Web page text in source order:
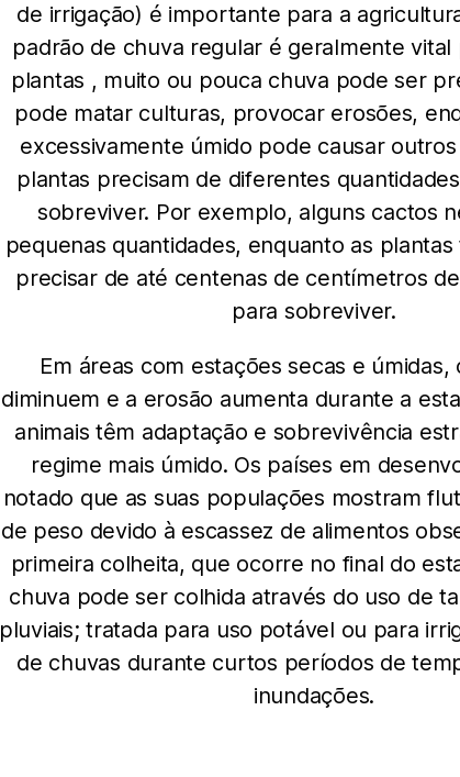
de irrigação) é importante para a
padrão de chuva regular é geralmente vital
plantas , muito ou pouca chuva pode ser
pode matar culturas, provocar erosões,
excessivamente úmido pode causar
plantas precisam de diferentes
sobreviver. Por exemplo, alguns cactos
pequenas quantidades, enquanto as
precisar de até centenas de centímetros
para sobreviver.
Em áreas com estações secas e úmidas,
diminuem e a erosão aumenta durante a
animais têm adaptação e sobrevivência
regime mais úmido. Os países em
notado que as suas populações mostram
de peso devido à escassez de alimentos
primeira colheita, que ocorre no final do
chuva pode ser colhida através do uso de
pluviais; tratada para uso potável ou para
de chuvas durante curtos períodos de
inundações.